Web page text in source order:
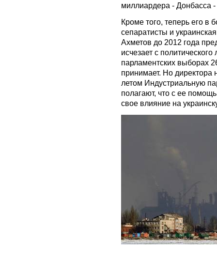
миллиардера - Донбасса
Кроме того, теперь его в
сепаратисты и
Ахметов до 2012 года
исчезает с
парламентских выборах
принимает. Но директора
летом Индустриальную
полагают, что с ее
свое влияние на